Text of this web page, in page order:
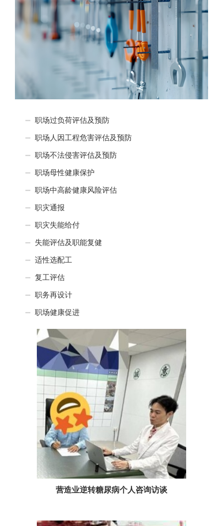
职场过负荷评估及预防
职场人因工程危害评估及预防
职场不法侵害评估及预防
职场母性健康保护
职场中高龄健康风险评估
职灾通报
职灾失能给付
失能评估及职能复健
适性选配工
复工评估
职务再设计
职场健康促进
营造业逆转糖尿病个人咨询访谈